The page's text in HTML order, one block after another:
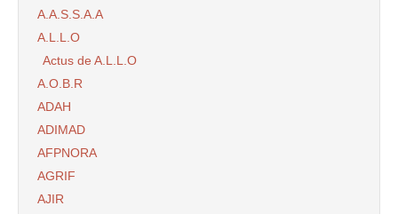
A.A.S.S.A.A
A.L.L.O
Actus de A.L.L.O
A.O.B.R
ADAH
ADIMAD
AFPNORA
AGRIF
AJIR